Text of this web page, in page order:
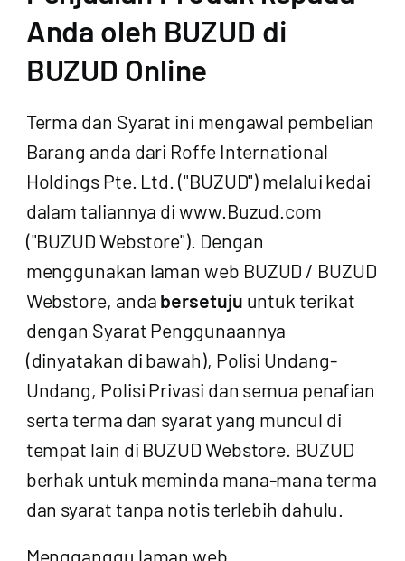
Anda oleh BUZUD di
BUZUD Online
Terma dan Syarat ini mengawal pembelian
Barang anda dari Roffe International
Holdings Pte. Ltd. ("BUZUD") melalui kedai
dalam taliannya di www.Buzud.com
("BUZUD Webstore"). Dengan
menggunakan laman web BUZUD / BUZUD
Webstore, andabersetuju untuk terikat
dengan Syarat Penggunaannya
(dinyatakan di bawah), Polisi Undang-
Undang, Polisi Privasi dan semua penafian
serta terma dan syarat yang muncul di
tempat lain di BUZUD Webstore. BUZUD
berhak untuk meminda mana-mana terma
dan syarat tanpa notis terlebih dahulu.
Mengganggu laman web,